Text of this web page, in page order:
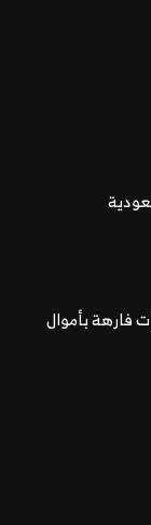
فارهة بأموال